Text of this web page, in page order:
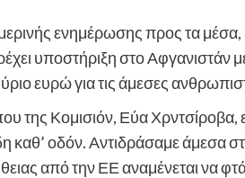
ενημέρωσης προς τα
υποστήριξη στο Αφγανιστάν
ευρώ για τις άμεσες
της Κομισιόν, Εύα Χρντσίροβα,
καθ’ οδόν. Αντιδράσαμε άμεσα
από την ΕΕ αναμένεται να